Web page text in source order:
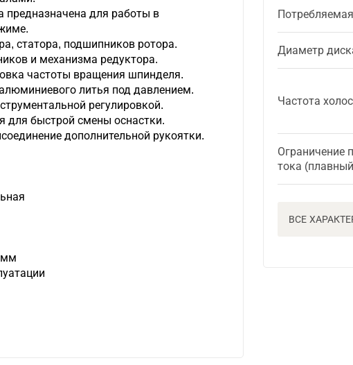
Диаметр
Частота
Ограничение
тока
ВСЕ
для работы в
статора, подшипников ротора.
и механизма редуктора.
частоты вращения шпинделя.
литья под давлением.
регулировкой.
для быстрой смены оснастки.
дополнительной рукоятки.
мм